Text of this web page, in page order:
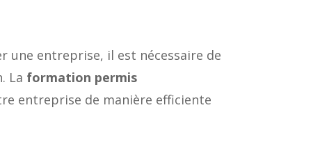
une entreprise, il est nécessaire de
La formation permis
entreprise de manière efficiente